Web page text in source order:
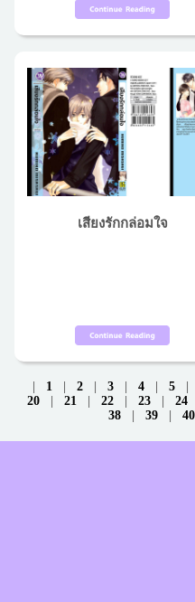
เสียงรักกล่อมใจ
1 2 3 4 5
20
21 22 23 24
38| 39| 40